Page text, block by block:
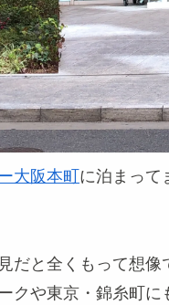
大阪本町に泊まって
だと全くもって想
クや東京・錦糸町に